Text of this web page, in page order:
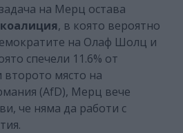
на Мерц остава
, в която вероятно
на Олаф Шолц и
спечели 11.6% от
второто място на
(AfD), Мерц вече
че няма да работи с